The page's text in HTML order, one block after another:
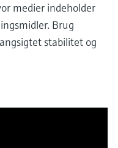
medier indeholder
Brug
stabilitet og